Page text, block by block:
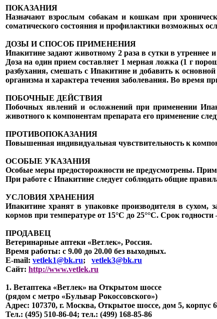
ПОКАЗАНИЯ
Назначают взрослым собакам и кошкам при
соматического состояния и профилактики возможных
ДОЗЫ И СПОСОБ ПРИМЕНЕНИЯ
Ипакитине задают животному 2 раза в сутки в
Доза на один прием составляет 1 мерная ложка (1 г
разбухания, смешать с Ипакитине и добавить к
организма и характера течения заболевания. Во время
ПОБОЧНЫЕ ДЕЙСТВИЯ
Побочных явлений и осложнений при применении
животного к компонентам препарата его применение
ПРОТИВОПОКАЗАНИЯ
Повышенная индивидуальная чувствительность к
ОСОБЫЕ УКАЗАНИЯ
Особые меры предосторожности не предусмотрены.
При работе с Ипакитине следует соблюдать общие
УСЛОВИЯ ХРАНЕНИЯ
Ипакитине хранят в упаковке производителя в
кормов при температуре от 15°С до 25°°С. Срок
ПРОДАВЕЦ
Ветеринарные аптеки «Ветлек», Россия.
Время работы: с 9.00 до 20.00 без выходных.
E-mail: vetlek1@bk.ru; vetlek3@bk.ru
Сайт: http://www.vetlek.ru
1. Ветаптека «Ветлек» на Открытом шоссе
(рядом с метро «Бульвар Рокоссовского»)
Адрес: 107370, г. Москва, Открытое шоссе, дом 5, корпус
Тел.: (495) 510-86-04; тел.: (499) 168-85-86